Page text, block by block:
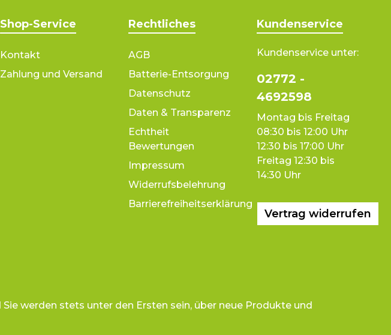
Shop-Service
Kontakt
Zahlung und Versand
Rechtliches
AGB
Batterie-Entsorgung
Datenschutz
Daten & Transparenz
Echtheit
Bewertungen
Impressum
Widerrufsbelehrung
Barrierefreiheitserklärung
Kundenservice
Kundenservice unter:
02772 -
4692598
Montag bis Freitag
08:30 bis 12:00 Uhr
12:30 bis 17:00 Uhr
Freitag 12:30 bis
14:30 Uhr
Vertrag widerrufen
werden stets unter den Ersten sein, über neue Produkte und